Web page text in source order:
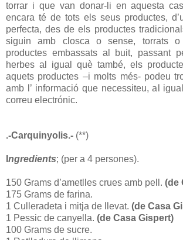
torrar i que van donar-li en aquesta
encara té de tots els seus productes,
perfecta, des de els productes
siguin amb closca o sense, torrats
productes embassats al buit, passant
herbes al igual què també, els
aquets productes –i molts més- podeu
amb l’ informació que necessiteu, al
correu electrónic.
.-Carquinyolis.- (**)
ngredients; (per a 4 persones).
150 Grams d’ametlles crues amb pell. (de
175 Grams de farina.
1 Culleradeta i mitja de llevat. (de Casa
1 Pessic de canyella. (de Casa Gispert)
100 Grams de sucre.